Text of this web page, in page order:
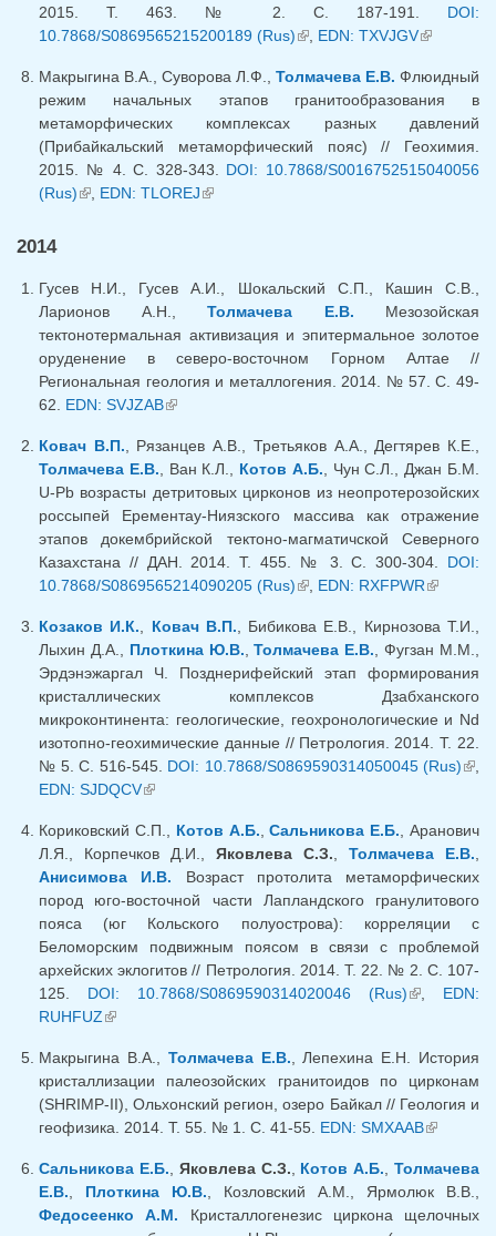
2015. Т. 463. № 2. С. 187-191. DOI:
10.7868/S0869565215200189 (Rus)(внешняя ссылка)
EDN: TXVJGV(внешняя
Макрыгина В.А., Суворова Л.Ф., Толмачева Е.В. Флюидный
режим начальных этапов гранитообразования в
метаморфических комплексах разных давлений
(Прибайкальский метаморфический пояс) // Геохимия.
2015. № 4. С. 328-343. DOI: 10.7868/S0016752515040056
(Rus)(внешняя ссылка)
EDN: TLOREJ(внешняя ссылка)
2014
Гусев Н.И., Гусев А.И., Шокальский С.П., Кашин С.В.,
Ларионов А.Н., Толмачева Е.В. Мезозойская
тектонотермальная активизация и эпитермальное золотое
оруденение в северо-восточном Горном Алтае //
Региональная геология и металлогения. 2014. № 57. С. 49-
62. EDN: SVJZAB(внешняя ссылка)
Ковач В.П. , Рязанцев А.В., Третьяков А.А., Дегтярев К.Е.,
Толмачева Е.В. , Ван К.Л., Котов А.Б. , Чун С.Л., Джан Б.М.
U-Pb возрасты детритовых цирконов из неопротерозойских
россыпей Ерементау-Ниязского массива как отражение
этапов докембрийской тектоно-магматичской Северного
Казахстана // ДАН. 2014. Т. 455. № 3. С. 300-304. DOI:
10.7868/S0869565214090205 (Rus)(внешняя ссылка)
EDN: RXFPWR(внешняя
Козаков И.К.
Ковач В.П. , Бибикова Е.В., Кирнозова Т.И.,
Лыхин Д.А., Плоткина Ю.В. ,Толмачева Е.В. , Фугзан М.М.,
Эрдэнэжаргал Ч. Позднерифейский этап формирования
кристаллических комплексов Дзабханского
микроконтинента: геологические, геохронологические и Nd
изотопно-геохимические данные // Петрология. 2014. Т. 22.
№ 5. С. 516-545. DOI: 10.7868/S0869590314050045 (Rus)
EDN: SJDQCV(внешняя ссылка)
Кориковский С.П., Котов А.Б. ,Сальникова Е.Б. , Аранович
Л.Я., Корпечков Д.И., Яковлева С.З. Толмачева Е.В.
Анисимова И.В. Возраст протолита метаморфических
пород юго-восточной части Лапландского гранулитового
пояса (юг Кольского полуострова): корреляции с
Беломорским подвижным поясом в связи с проблемой
архейских эклогитов // Петрология. 2014. Т. 22. № 2. С. 107-
125. DOI: 10.7868/S0869590314020046 (Rus)(внешняя
EDN:
RUHFUZ(внешняя ссылка)
Макрыгина В.А., Толмачева Е.В. , Лепехина Е.Н. История
кристаллизации палеозойских гранитоидов по цирконам
(SHRIMP-II), Ольхонский регион, озеро Байкал // Геология и
геофизика. 2014. Т. 55. № 1. С. 41-55. EDN: SMXAAB(внешняя
Сальникова Е.Б.
Яковлева С.З. Котов А.Б. ,Толмачева
Е.В.
Плоткина Ю.В. , Козловский А.М., Ярмолюк В.В.,
Федосеенко А.М. Кристаллогенезис циркона щелочных